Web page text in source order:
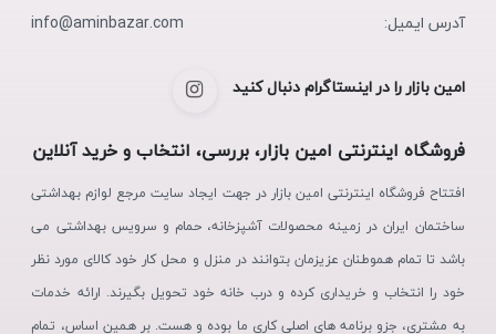
آدرس ایمیل:
info@aminbazar.com
امین بازار را در اینستاگرام دنبال کنید
فروشگاه اینترنتی امین بازار، بررسی، انتخاب و خرید آنلاین
افتتاح فروشگاه اینترنتی امین بازار در جهت ایجاد سایت مرجع لوازم بهداشتی
ساختمان ایران در زمینه محصولات آشپزخانه، حمام و سرویس بهداشتی می
باشد تا تمام هموطنان عزیزمان بتوانند در منزل و محل کار خود کالای مورد نظر
خود را انتخاب و خریداری کرده و درب خانه خود تحویل بگیرند. ارائه خدمات
به مشتری، جزو برنامه های اصلی کاری ما بوده و هست. بر همین اساس، تمام